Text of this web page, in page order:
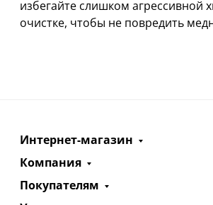
избегайте слишком агрессивной
очистке, чтобы не повредить
Интернет-магазин
Компания
Покупателям